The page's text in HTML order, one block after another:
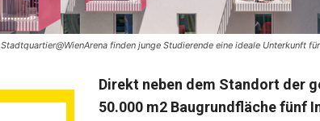
finden junge Studierende eine ideale Unterkunft
Direkt neben dem Standort der
50.000 m2 Baugrundfläche fünf